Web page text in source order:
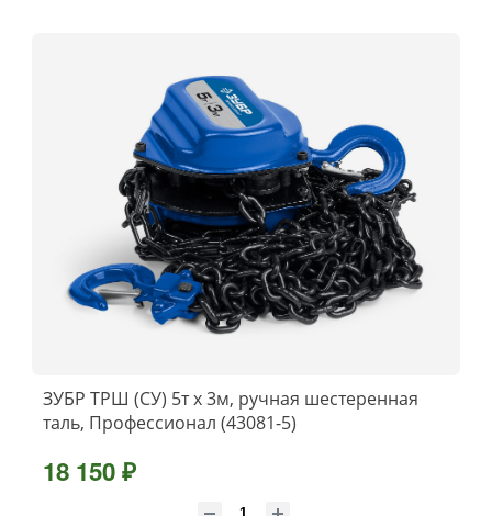
ЗУБР ТРШ (СУ) 5т х 3м, ручная шестеренная
таль, Профессионал (43081-5)
18 150 ₽